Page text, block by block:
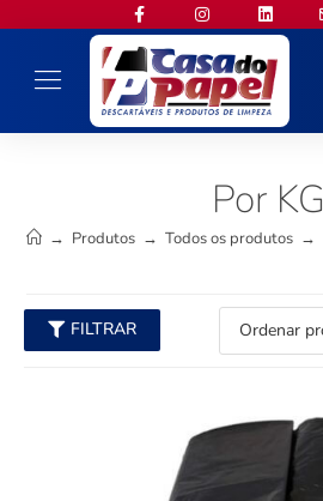
Por KG
→ Produtos → Todos os produtos →
FILTRAR